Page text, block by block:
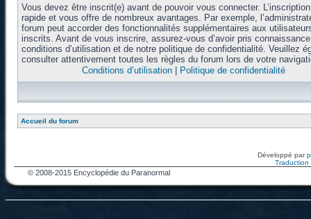
Vous devez être inscrit(e) avant de pouvoir vous connecter.
rapide et vous offre de nombreux avantages. Par exemple,
forum peut accorder des fonctionnalités supplémentaires aux
inscrits. Avant de vous inscrire, assurez-vous d’avoir pris
conditions d’utilisation et de notre politique de confidentialité. Veuillez
consulter attentivement toutes les règles du forum lors de votre
Conditions d’utilisation| Politique de confidentialité
Accueil du forum
Développé par
Traduction
© 2008-2015 Encyclopédie du Paranormal